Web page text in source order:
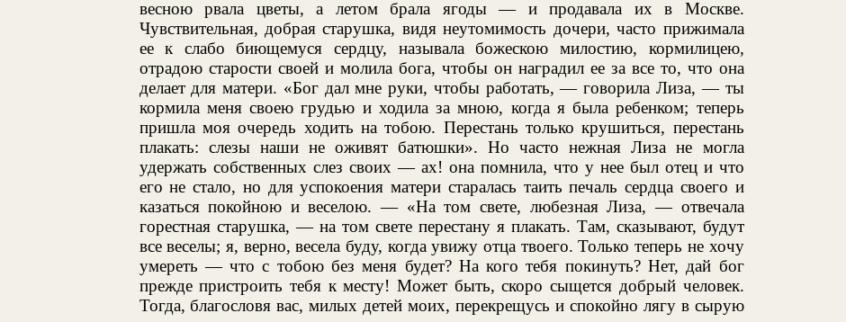
весною рвала цветы, а летом брала ягоды — и продавала их в Москве.
Чувствительная, добрая старушка, видя неутомимость дочери, часто прижимала
ее к слабо биющемуся сердцу, называла божескою милостию, кормилицею,
отрадою старости своей и молила бога, чтобы он наградил ее за все то, что она
делает для матери. «Бог дал мне руки, чтобы работать, — говорила Лиза, — ты
кормила меня своею грудью и ходила за мною, когда я была ребенком; теперь
пришла моя очередь ходить на тобою. Перестань только крушиться, перестань
плакать: слезы наши не оживят батюшки». Но часто нежная Лиза не могла
удержать собственных слез своих — ах! она помнила, что у нее был отец и что
его не стало, но для успокоения матери старалась таить печаль сердца своего и
казаться покойною и веселою. — «На том свете, любезная Лиза, — отвечала
горестная старушка, — на том свете перестану я плакать. Там, сказывают, будут
все веселы; я, верно, весела буду, когда увижу отца твоего. Только теперь не хочу
умереть — что с тобою без меня будет? На кого тебя покинуть? Нет, дай бог
прежде пристроить тебя к месту! Может быть, скоро сыщется добрый человек.
Тогда, благословя вас, милых детей моих, перекрещусь и спокойно лягу в сырую